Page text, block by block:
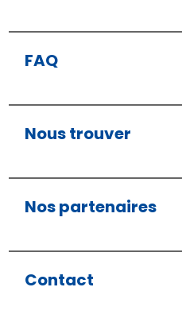
FAQ
Nous trouver
Nos partenaires
Contact